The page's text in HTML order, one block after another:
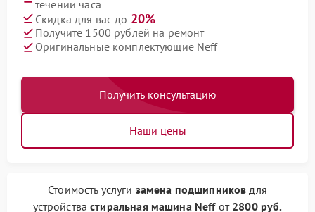
течении часа
Скидка для вас до 20%
Получите 1500 рублей на ремонт
Оригинальные комплектующие Neff
Получить консультацию
Наши цены
Стоимость услуги замена подшипников для
устройствастиральная машина Neffот 2800 руб.